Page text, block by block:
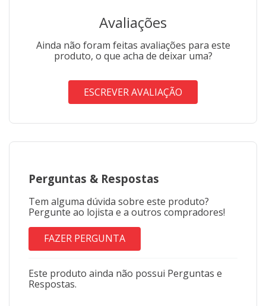
Avaliações
Ainda não foram feitas avaliações para este
produto, o que acha de deixar uma?
ESCREVER AVALIAÇÃO
Perguntas & Respostas
Tem alguma dúvida sobre este produto?
Pergunte ao lojista e a outros compradores!
FAZER PERGUNTA
Este produto ainda não possui Perguntas e
Respostas.